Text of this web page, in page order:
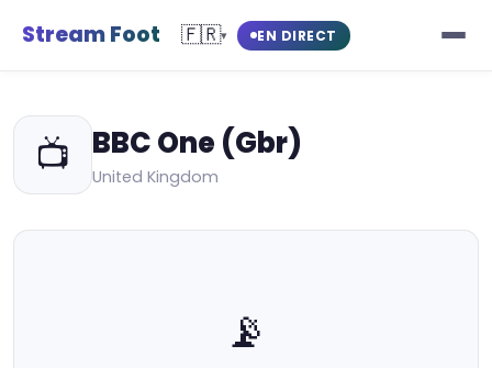
Stream Foot 🇫🇷▾ EN DIRECT
📺 BBC One (Gbr)
United Kingdom
📡